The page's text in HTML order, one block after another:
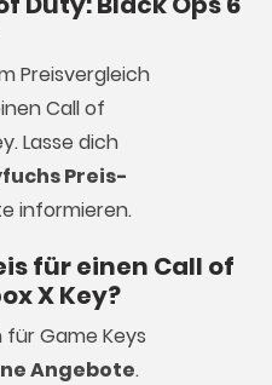
Preisvergleich
Call of
Lasse dich
Preis-
informieren.
für einen Call of
X Key?
fürGame Keys
Angebote.